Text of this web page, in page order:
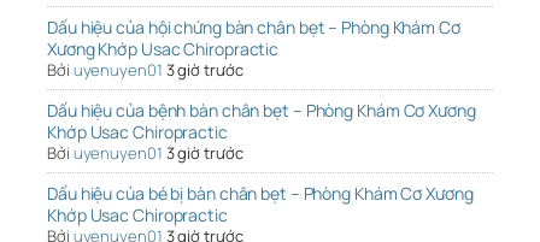
Dấu hiệu của hội chứng bàn chân bẹt – Phòng Khám Cơ
Xương Khớp Usac Chiropractic
Bởi uyenuyen01 3 giờ trước
Dấu hiệu của bệnh bàn chân bẹt – Phòng Khám Cơ Xương
Khớp Usac Chiropractic
Bởi uyenuyen01 3 giờ trước
Dấu hiệu của bé bị bàn chân bẹt – Phòng Khám Cơ Xương
Khớp Usac Chiropractic
Bởi uyenuyen01 3 giờ trước